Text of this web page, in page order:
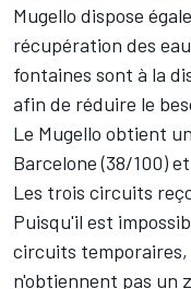
Mugello dispose
récupération des
fontaines sont à la
afin de réduire le
Le Mugello obtient
Barcelone(38/100)
Les trois circuits
Puisqu'il est
circuits
n'obtiennent pas un